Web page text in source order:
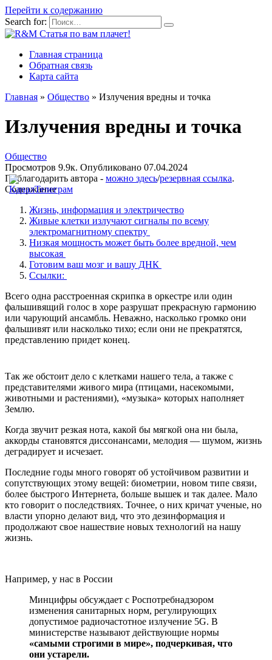
Перейти к содержанию
Search for:
Главная страница
Обратная связь
Карта сайта
Главная » Общество » Излучения вредны и точка
Излучения вредны и точка
Общество
Просмотров 9.9к. Опубликовано 07.04.2024
Поблагодарить автора - можно здесь/резервная ссылка.
Содержание
Жизнь, информация и электричество
Живые клетки излучают сигналы по всему
электромагнитному спектру
Низкая мощность может быть более вредной, чем
высокая
Готовим ваш мозг и вашу ДНК
Ссылки:
Всего одна расстроенная скрипка в оркестре или один
фальшивящий голос в хоре разрушат прекрасную гармонию
или чарующий ансамбль. Неважно, насколько громко они
фальшивят или насколько тихо; если они не прекратятся,
представлению придет конец.
Так же обстоит дело с клетками нашего тела, а также с
представителями живого мира (птицами, насекомыми,
животными и растениями), «музыка» которых наполняет
Землю.
Когда звучит резкая нота, какой бы мягкой она ни была,
аккорды становятся диссонансами, мелодия — шумом, жизнь
деградирует и исчезает.
Последние годы много говорят об устойчивом развитии и
сопутствующих этому вещей: биометрии, новом типе связи,
более быстрого Интернета, больше вышек и так далее. Мало
кто говорит о последствиях. Точнее, о них кричат ученые, но
власти упорно делают вид, что это дезинформация и
продолжают свое нашествие новых технологий на нашу
жизнь.
Например, у нас в России
Минцифры обсуждает с Роспотребнадзором
изменения санитарных норм, регулирующих
допустимое радиочастотное излучение 5G. В
министерстве называют действующие нормы
«самыми строгими в мире», подчеркивая, что
они устарели.